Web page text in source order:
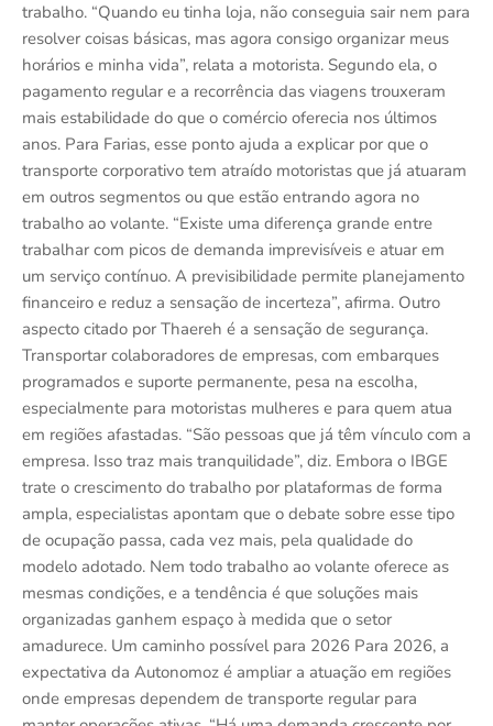
trabalho. “Quando eu tinha loja, não conseguia sair nem para
resolver coisas básicas, mas agora consigo organizar meus
horários e minha vida”, relata a motorista. Segundo ela, o
pagamento regular e a recorrência das viagens trouxeram
mais estabilidade do que o comércio oferecia nos últimos
anos. Para Farias, esse ponto ajuda a explicar por que o
transporte corporativo tem atraído motoristas que já atuaram
em outros segmentos ou que estão entrando agora no
trabalho ao volante. “Existe uma diferença grande entre
trabalhar com picos de demanda imprevisíveis e atuar em
um serviço contínuo. A previsibilidade permite planejamento
financeiro e reduz a sensação de incerteza”, afirma. Outro
aspecto citado por Thaereh é a sensação de segurança.
Transportar colaboradores de empresas, com embarques
programados e suporte permanente, pesa na escolha,
especialmente para motoristas mulheres e para quem atua
em regiões afastadas. “São pessoas que já têm vínculo com a
empresa. Isso traz mais tranquilidade”, diz. Embora o IBGE
trate o crescimento do trabalho por plataformas de forma
ampla, especialistas apontam que o debate sobre esse tipo
de ocupação passa, cada vez mais, pela qualidade do
modelo adotado. Nem todo trabalho ao volante oferece as
mesmas condições, e a tendência é que soluções mais
organizadas ganhem espaço à medida que o setor
amadurece. Um caminho possível para 2026 Para 2026, a
expectativa da Autonomoz é ampliar a atuação em regiões
onde empresas dependem de transporte regular para